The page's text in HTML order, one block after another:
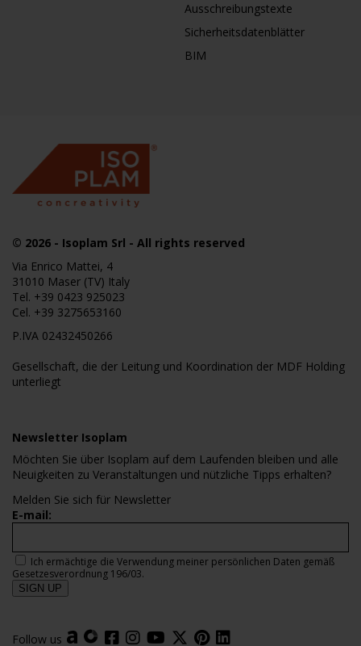
Ausschreibungstexte
Sicherheitsdatenblätter
BIM
© 2026 - Isoplam Srl - All rights reserved
Via Enrico Mattei, 4
31010 Maser (TV) Italy
Tel. +39 0423 925023
Cel. +39 3275653160
P.IVA 02432450266
Gesellschaft, die der Leitung und Koordination der MDF Holding
unterliegt
Newsletter Isoplam
Möchten Sie über Isoplam auf dem Laufenden bleiben und alle
Neuigkeiten zu Veranstaltungen und nützliche Tipps erhalten?
Melden Sie sich für Newsletter
E-mail:
Ich ermächtige die Verwendung meiner persönlichen Daten gemäß
Gesetzesverordnung 196/03.
Follow us